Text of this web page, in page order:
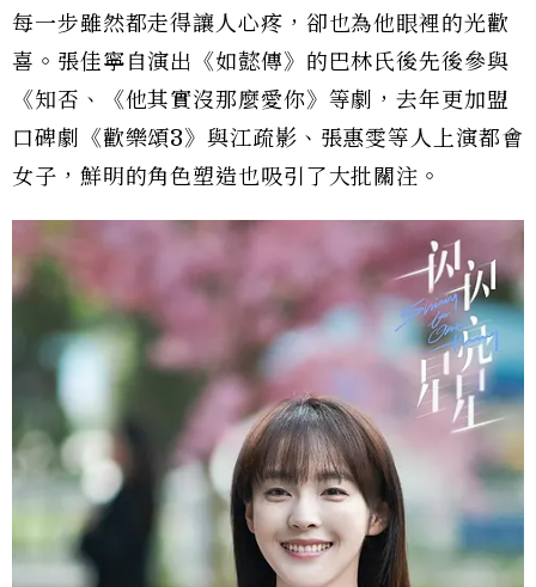
每一步雖然都走得讓人心疼，卻也為他眼裡的光歡
喜。張佳寧自演出《如懿傳》的巴林氏後先後參與
《知否、《他其實沒那麼愛你》等劇，去年更加盟
口碑劇《歡樂頌3》與江疏影、張惠雯等人上演都會
女子，鮮明的角色塑造也吸引了大批關注。